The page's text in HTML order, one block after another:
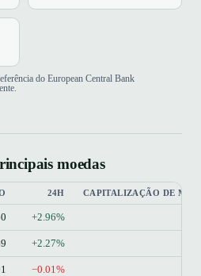
do European Central Bank
moedas
24H CAPITALIZAÇÃO DE
+2.96%
+2.27%
−0.01%